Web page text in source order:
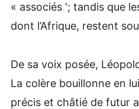
« associés ‘; tandis que
dont l’Afrique, restent
De sa voix posée,
La colère bouillonne en
précis et châtié de futur